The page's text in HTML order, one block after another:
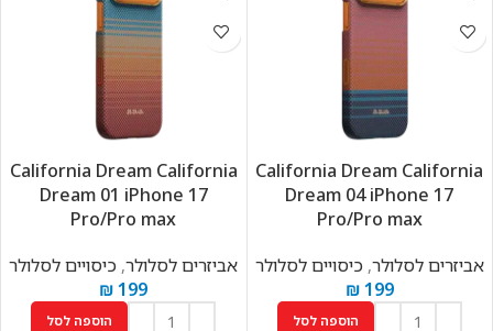
California Dream California
Dream 04 iPhone 17
Pro/Pro max
אביזרים לסלולר,כיסויים לסלולר
₪199
הוספה לסל
California Dream California
Dream 01 iPhone 17
Pro/Pro max
אביזרים לסלולר, כיסויים לסלולר
₪199
הוספה לסל